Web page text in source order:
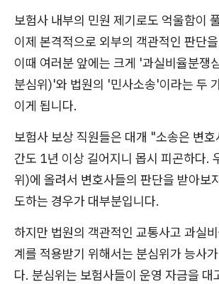
보험사 내부의 민원 제기로도 억울함이
이제 본격적으로 외부의 객관적인 판단
이때 여러분 앞에는 크게 '과실비율분쟁
분심위)'와 법원의 '민사소송'이라는 두
이게 됩니다.
보험사 보상 직원들은 대개 "소송은 변호
간도 1년 이상 길어지니 몹시 피곤하다.
위)에 올려서 변호사들의 판단을 받아보
도하는 경우가 대부분입니다.
하지만 법원의 객관적인 교통사고 과실
계를 적용받기 위해서는 분심위가 능사
다. 분심위는 보험사들이 운영 자금을 대